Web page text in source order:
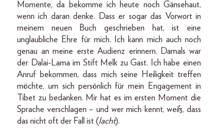
Momente, da bekomme ich heute noch Gänsehaut,
wenn ich daran denke. Dass er sogar das Vorwort in
meinem neuen Buch geschrieben hat, ist eine
unglaubliche Ehre für mich. Ich kann mich auch noch
genau an meine erste Audienz erinnern. Damals war
der Dalai-Lama im Stift Melk zu Gast. Ich habe einen
Anruf bekommen, dass mich seine Heiligkeit treffen
möchte, um sich persönlich für mein Engagement in
Tibet zu bedanken. Mir hat es im ersten Moment die
Sprache verschlagen – und wer mich kennt, weiß, dass
das nicht oft der Fall ist (lacht).